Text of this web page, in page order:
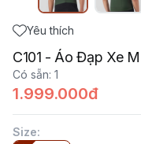
Yêu thích
C101 - Áo Đạp Xe
Có sẵn: 1
1.999.000đ
Size: